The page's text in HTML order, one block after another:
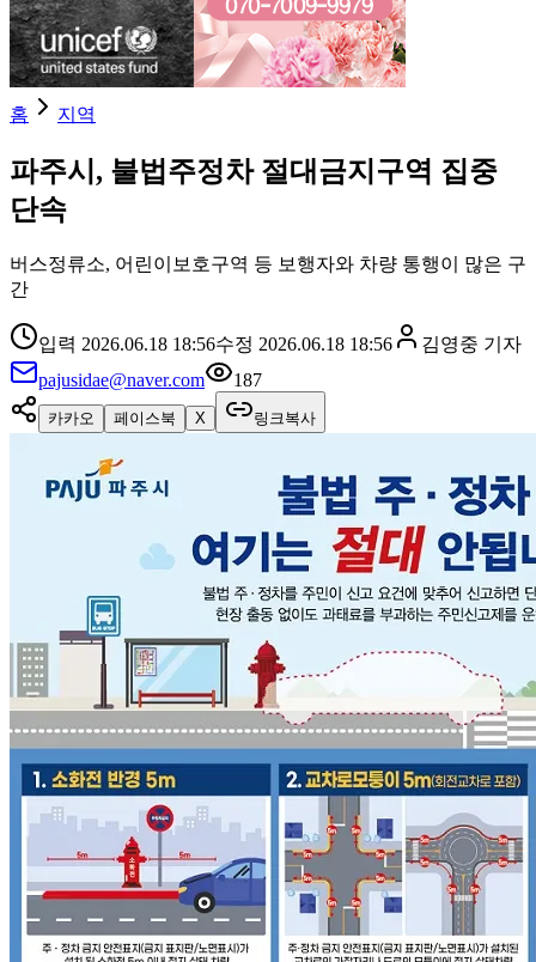
홈 지역
파주시, 불법주정차 절대금지구역 집중
단속
버스정류소, 어린이보호구역 등 보행자와 차량 통행이 많은 구
간
입력 2026.06.18 18:56수정 2026.06.18 18:56 김영중 기자
pajusidae@naver.com
187
카카오 페이스북 X 링크복사